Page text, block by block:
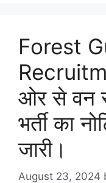
Forest
ओर से वन
भर्ती का
जारी।
August 23, 2024